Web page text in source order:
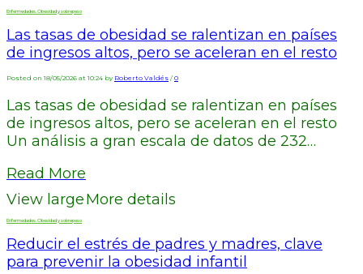
Enfermedades. Obesidad y sobrepeso
Las tasas de obesidad se ralentizan en países
de ingresos altos, pero se aceleran en el resto
Posted on 18/05/2026 at 10:24 by Roberto Valdés / 0
Las tasas de obesidad se ralentizan en países
de ingresos altos, pero se aceleran en el resto
Un análisis a gran escala de datos de 232…
Read More
View largeMore details
Enfermedades. Obesidad y sobrepeso
Reducir el estrés de padres y madres, clave
para prevenir la obesidad infantil